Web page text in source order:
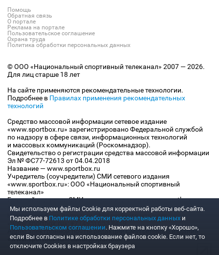
Помощь
Обратная связь
О портале
Реклама на портале
Пользовательское соглашение
Охрана труда
Политика обработки персональных данных
© ООО «Национальный спортивный телеканал» 2007 — 2026.
Для лиц старше 18 лет
На сайте применяются рекомендательные технологии.
Подробнее в Правилах применения рекомендательных
технологий
Средство массовой информации сетевое издание
«www.sportbox.ru» зарегистрировано Федеральной службой
по надзору в сфере связи, информационных технологий
и массовых коммуникаций (Роскомнадзор).
Свидетельство о регистрации средства массовой информации
Эл № ФС77-72613 от 04.04.2018
Название — www.sportbox.ru
Учредитель (соучредители) СМИ сетевого издания
«www.sportbox.ru»: ООО «Национальный спортивный
телеканал»
Главный редактор СМИ сетевого издания «www.sportbox.ru»:
Конов В.А.
Номер телефона редакции СМИ сетевого издания
«www.sportbox.ru»: +7 (495) 653 8419
Адрес электронной почты редакции СМИ сетевого издания
«www.sportbox.ru»: editor@sportbox.ru
Мы используем файлы Сookie для корректной работы веб-сайта.
Подробнее в Политике обработки персональных данных и
Пользовательском соглашении. Нажмите на кнопку «Хорошо»,
если Вы согласны на использование файлов cookie. Если нет, то
отключите Cookies в настройках браузера